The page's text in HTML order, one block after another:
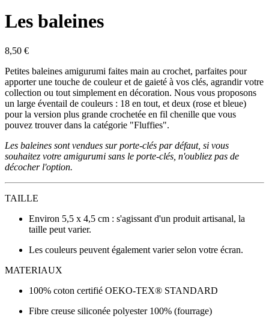
Les baleines
8,50 €
Petites baleines amigurumi faites main au crochet, parfaites pour
apporter une touche de couleur et de gaieté à vos clés, agrandir votre
collection ou tout simplement en décoration. Nous vous proposons
un large éventail de couleurs : 18 en tout, et deux (rose et bleue)
pour la version plus grande crochetée en fil chenille que vous
pouvez trouver dans la catégorie "Fluffies".
Les baleines sont vendues sur porte-clés par défaut, si vous
souhaitez votre amigurumi sans le porte-clés, n'oubliez pas de
décocher l'option.
TAILLE
Environ 5,5 x 4,5 cm : s'agissant d'un produit artisanal, la
taille peut varier.
Les couleurs peuvent également varier selon votre écran.
MATERIAUX
100% coton certifié OEKO-TEX® STANDARD
Fibre creuse siliconée polyester 100% (fourrage)